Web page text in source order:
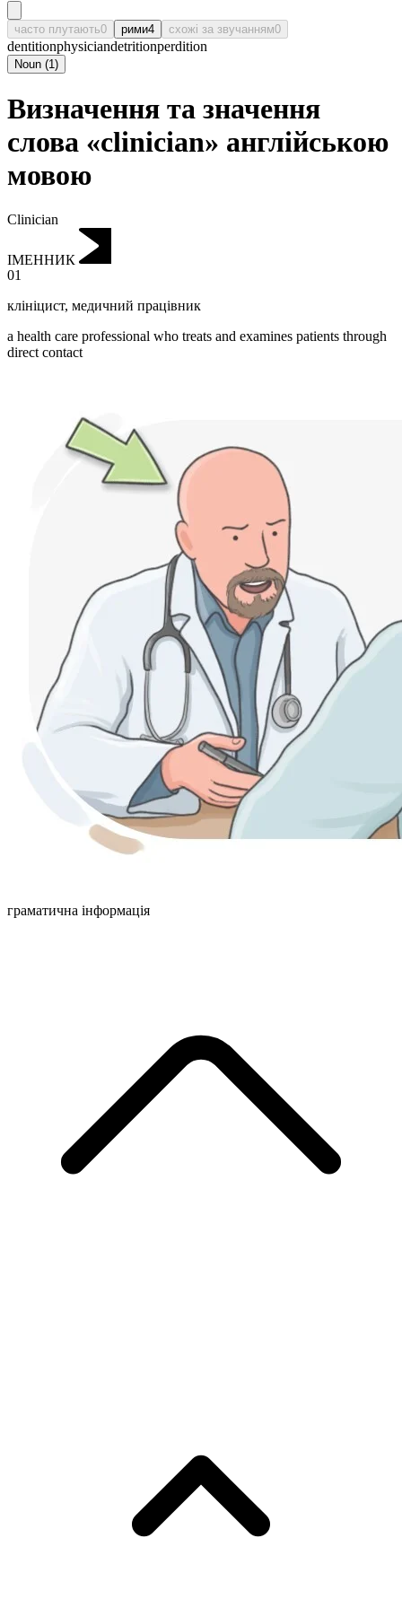
часто плутають0 рими4 схожі за звучанням0
dentitionphysiciandetritionperdition
Noun (1)
Визначення та значення
слова «clinician» англійською
мовою
Clinician
ІМЕННИК
01
клініцист, медичний працівник
a health care professional who treats and examines patients through
direct contact
граматична інформація